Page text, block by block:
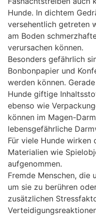
Hunde. In dichtem
versehentlich getreten
am Boden
verursachen können.
Besonders gefährlich
Bonbonpapier und
werden können.
Hunde giftige
ebenso wie
können im Magen-
lebensgefährliche
Für viele Hunde wirken
Materialien wie
aufgenommen.
Fremde Menschen, die
um sie zu berühren
zusätzlichen